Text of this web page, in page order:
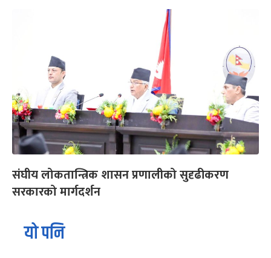
संघीय लोकतान्त्रिक शासन प्रणालीको सुदृढीकरण
सरकारको मार्गदर्शन
यो पनि